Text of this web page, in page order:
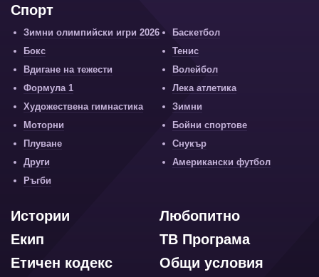
Спорт
Зимни олимпийски игри 2026
Баскетбол
Бокс
Тенис
Вдигане на тежести
Волейбол
Формула 1
Лека атлетика
Художествена гимнастика
Зимни
Моторни
Бойни спортове
Плуване
Снукър
Други
Американски футбол
Ръгби
Любопитно
Истории
ТВ Програма
Екип
Общи условия
Етичен кодекс